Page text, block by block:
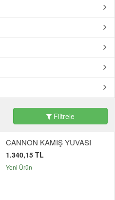
Filtrele
CANNON KAMIŞ YUVASI
1.340,15 TL
Yeni Ürün